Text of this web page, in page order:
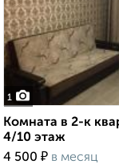
1
Комната в 2-к
4/10 этаж
4 500 ₽ в месяц